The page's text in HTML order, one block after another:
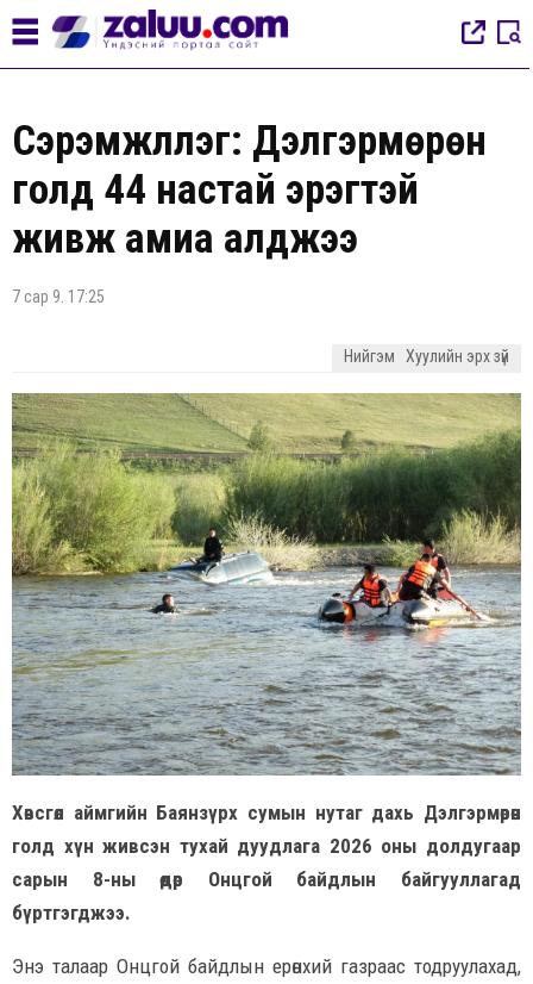
Сэрэмжлүүлэг: Дэлгэрмөрөн
голд 44 настай эрэгтэй
живж амиа алджээ
7 сар 9. 17:25
Нийгэм Хуулийн эрх зүй
Хөвсгөл аймгийн Баянзүрх сумын нутаг дахь Дэлгэрмөрөн
голд хүн живсэн тухай дуудлага 2026 оны долдугаар
сарын 8-ны өдөр Онцгой байдлын байгууллагад
бүртгэгджээ.
Энэ талаар Онцгой байдлын ерөнхий газраас тодруулахад,